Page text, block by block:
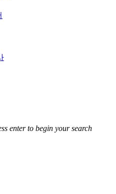
enter to begin your search